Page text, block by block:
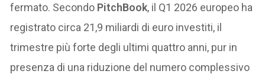
fermato. Secondo PitchBook, il Q1 2026 europeo ha
registrato circa 21,9 miliardi di euro investiti, il
trimestre più forte degli ultimi quattro anni, pur in
presenza di una riduzione del numero complessivo